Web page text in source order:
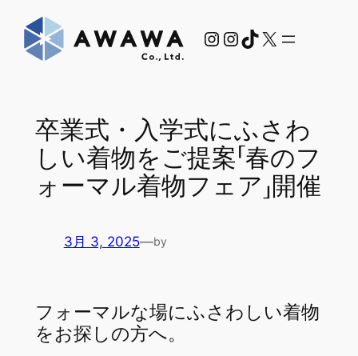
Instagram
Instagram
TikTok
X
卒業式・入学式にふさわ
しい着物をご提案「春のフ
ォーマル着物フェア」開催
3月 3, 2025—by
フォーマルな場にふさわしい着物
をお探しの方へ。